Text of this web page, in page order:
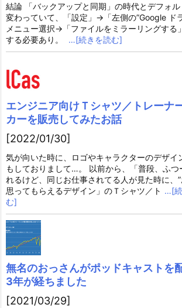
結論 「バックアップと同期」の時代とデフォ
変わっていて、「設定」→「左側の”Google ドラ
メニュー選択→「ファイルをミラーリングする
する必要あり。
…[続きを読む]
エンジニア向けＴシャツ／トレーナ
カーを販売してみたお話
[2022/01/30]
気が向いた時に、ロゴやキャラクターのデザイ
もしておりまして…。 以前から、「普段、ふつ
れるけど、同じお仕事されてる人が見た時に、”
思ってもらえるデザイン」のＴシャツ／ト …[
む]
無名のおっさんがポッドキャストを
3年が経ちました
[2021/03/29]